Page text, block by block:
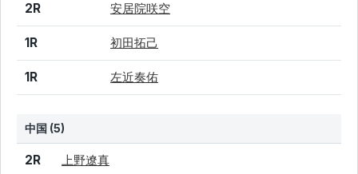
2R 安居院咲空
1R 初田拓己
1R 左近奏佑
中国 (5)
結果 シード 選手名
2R 上野遼真